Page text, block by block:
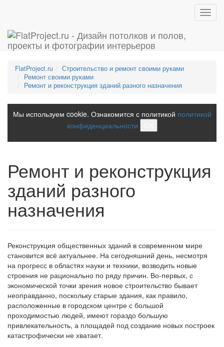
FlatProject.ru
Строительство и ремонт своими руками
Ремонт своими руками
Ремонт и реконструкция зданий разного назначения
Мы используем cookie. Ознакомится с политикой политикой
конфиденциальности
Ремонт и реконструкция
зданий разного
назначения
Реконструкция общественных зданий в современном мире
становится всё актуальнее. На сегодняшний день, несмотря
на прогресс в областях науки и техники, возводить новые
строения не рационально по ряду причин. Во-первых, с
экономической точки зрения новое строительство бывает
неоправданно, поскольку старые здания, как правило,
расположенные в городском центре с большой
проходимостью людей, имеют гораздо большую
привлекательность, а площадей под создание новых построек
катастрофически не хватает.